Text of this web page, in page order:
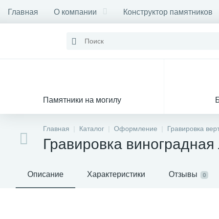
Главная О компании Конструктор памятников
Памятники на могилу
Главная Каталог Оформление Гравировка
Гравировка
Описание Характеристики Отзывы 0